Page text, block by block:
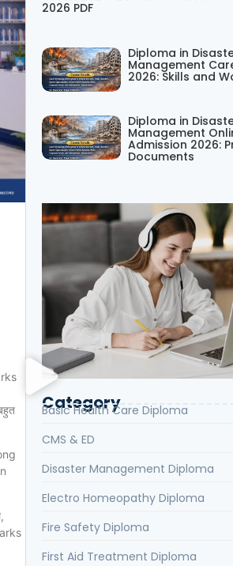
2026 PDF
Diploma in
Management
2026: Skills and
Diploma in
Management
Admission 2026:
Documents
Category
Basic Health Care Diploma
CMS & ED
Disaster Management Diploma
Electro Homeopathy Diploma
Fire Safety Diploma
First Aid Treatment Diploma